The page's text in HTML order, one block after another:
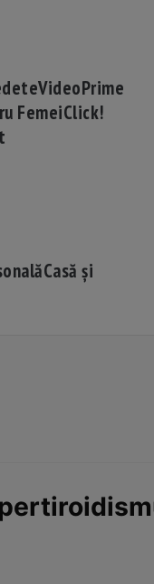
VideoPrime
FemeiClick!
Casă și